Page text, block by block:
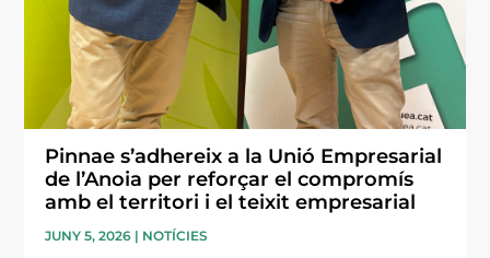
Pinnae s’adhereix a la Unió Empresarial
de l’Anoia per reforçar el compromís
amb el territori i el teixit empresarial
JUNY 5, 2026 | NOTÍCIES